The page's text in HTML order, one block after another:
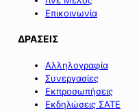
Επικοινωνία
ΔΡΑΣΕΙΣ
Αλληλογραφία
Συνεργασίες
Εκπροσωπήσεις
Εκδηλώσεις ΣΑΤΕ